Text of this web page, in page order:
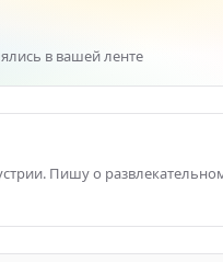
в вашей ленте
Пишу о